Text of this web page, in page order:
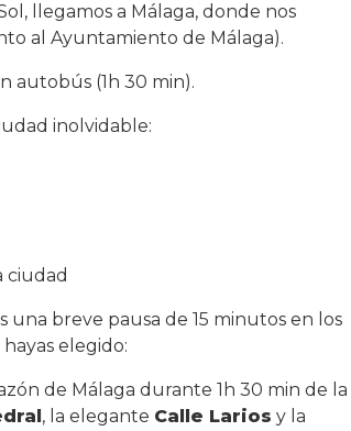
llegamos a Málaga, donde nos
al Ayuntamiento de Málaga).
autobús (1h 30 min).
inolvidable:
ciudad
una breve pausa de 15 minutos en los
elegido:
de Málaga durante 1h 30 min de la
, la elegante Calle Larios y la